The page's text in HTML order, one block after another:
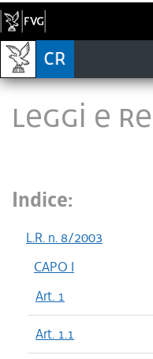
LEGGI E
Indice:
L.R. n. 8/2003
CAPO I
Art. 1
Art. 1.1